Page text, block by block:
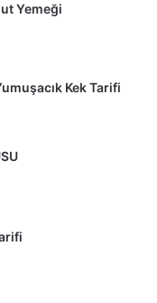
Yemeği
Kek Tarifi